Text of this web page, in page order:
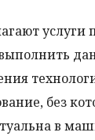
без
в